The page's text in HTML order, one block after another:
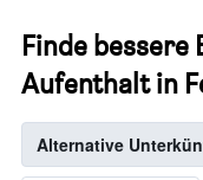
anzeigt.
Finde bessere
Aufenthalt in
Alternative